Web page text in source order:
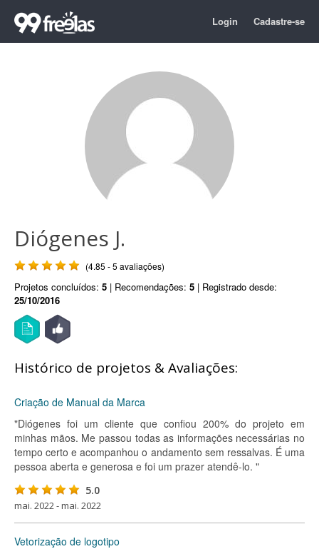
Login Cadastre-se
Diógenes J.
(4.85 - 5 avaliações)
Projetos concluídos: 5 | Recomendações: 5 | Registrado desde:
25/10/2016
Histórico de projetos & Avaliações:
Criação de Manual da Marca
"Diógenes foi um cliente que confiou 200% do projeto em
minhas mãos. Me passou todas as informações necessárias no
tempo certo e acompanhou o andamento sem ressalvas. É uma
pessoa aberta e generosa e foi um prazer atendê-lo. "
5.0
mai. 2022 - mai. 2022
Vetorização de logotipo